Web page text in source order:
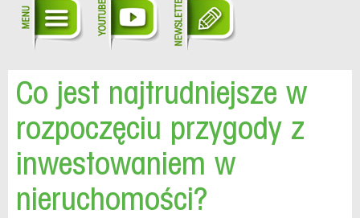
Co jest najtrudniejsze w
rozpoczęciu przygody z
inwestowaniem w
nieruchomości?